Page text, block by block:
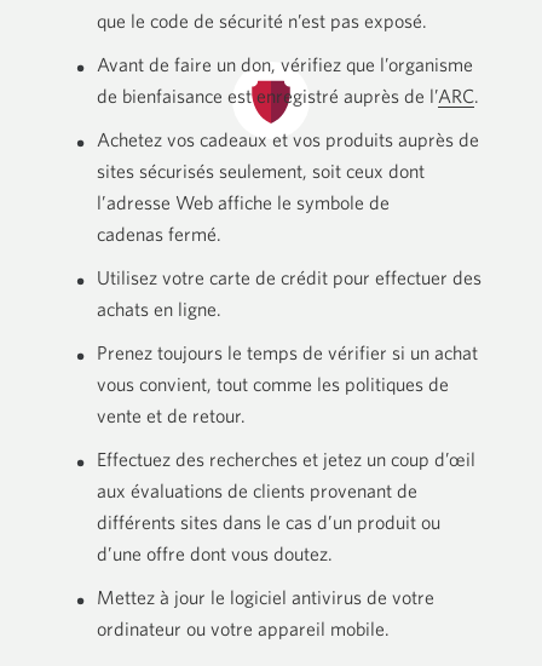
que le code de sécurité n’est pas exposé.
Avant de faire un don, vérifiez que l’organisme
de bienfaisance est enregistré auprèsde l’ARCUne
.
Achetez vos cadeaux et vos produits auprès de
sites sécurisés seulement, soit ceux dont
l’adresse Web affiche le symbole de
cadenas fermé.
Utilisez votre carte de crédit pour effectuer des
achatsen ligne.
Prenez toujours le temps de vérifier si un achat
vous convient, tout comme les politiques de
vente etde retour.
Effectuez des recherches et jetez un coup d’œil
aux évaluations de clients provenant de
différents sites dans le cas d’un produit ou
d’une offre dontvous doutez.
Mettez à jour le logiciel antivirus de votre
ordinateur ou votreappareil mobile.